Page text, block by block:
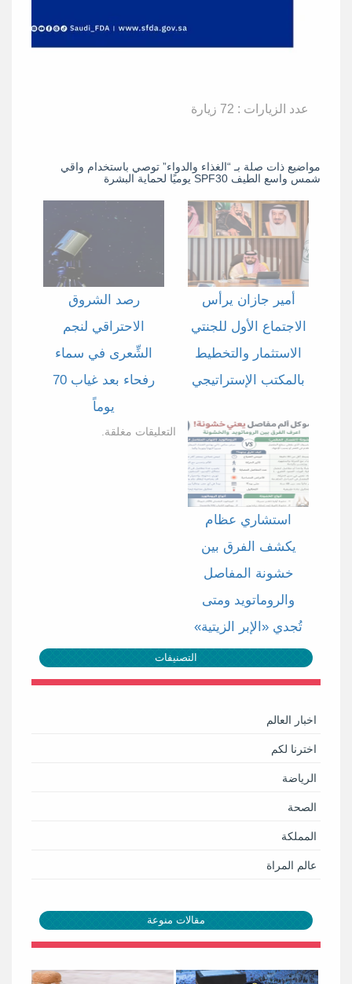
عدد الزيارات : 72 زيارة
مواضيع ذات صلة بـ “الغذاء والدواء” توصي باستخدام واقي
شمس واسع الطيف SPF30 يوميًا لحماية البشرة
أمير جازان يرأس
الاجتماع الأول للجنتي
الاستثمار والتخطيط
بالمكتب الإستراتيجي
رصد الشروق
الاحتراقي لنجم
الشِّعرى في سماء
رفحاء بعد غياب 70
يوماً
استشاري عظام
يكشف الفرق بين
خشونة المفاصل
والروماتويد ومتى
تُجدي «الإبر الزيتية»
التعليقات مغلقة.
التصنيفات
اخبار العالم
اخترنا لكم
الرياضة
الصحة
المملكة
عالم المراة
مقالات منوعة